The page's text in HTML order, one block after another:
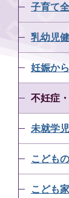
子育て
乳幼児
妊娠か
不妊症
未就学児
こども
こども